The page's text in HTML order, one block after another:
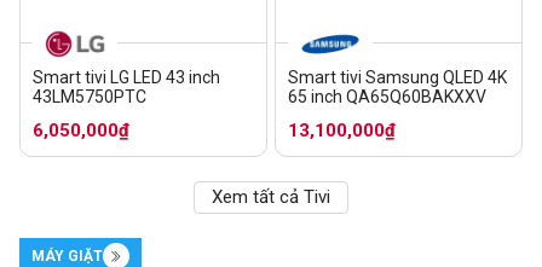
Smart tivi LG LED 43 inch
43LM5750PTC
6,050,000₫
Smart tivi Samsung QLED 4K
65 inch QA65Q60BAKXXV
13,100,000₫
Xem tất cả Tivi
MÁY GIẶT